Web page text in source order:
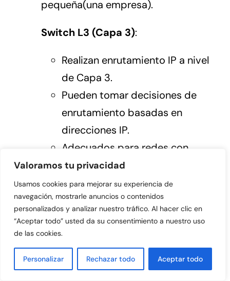
Valoramos tu privacidad
Usamos cookies para mejorar su experiencia de
navegación, mostrarle anuncios o contenidos
personalizados y analizar nuestro tráfico. Al hacer clic en
“Aceptar todo” usted da su consentimiento a nuestro uso
de las cookies.
Personalizar Rechazar todo Aceptar todo
pequeña(una empresa).
Switch L3 (Capa 3):
Realizan enrutamiento IP a nivel
de Capa 3.
Pueden tomar decisiones de
enrutamiento basadas en
direcciones IP.
Adecuados para redes con
múltiples subredes y
necesidades de enrutamiento.
Ofrecen una mayor inteligencia
en la gestión de tráfico IP.
Pueden sustituir en parte a los
routers en redes locales más
pequeñas.